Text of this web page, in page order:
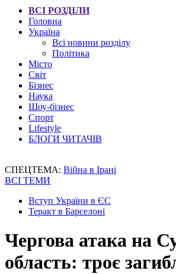
ВСІ РОЗДІЛИ
Головна
Україна
Всі новини розділу
Політика
Місто
Світ
Бізнес
Наука
Шоу-бізнес
Спорт
Lifestyle
БЛОГИ ЧИТАЧІВ
СПЕЦТЕМА: Війна в Ірані
ВСІ ТЕМИ
Вступ України в ЄС
Теракт в Барселоні
Чергова атака на
область: троє